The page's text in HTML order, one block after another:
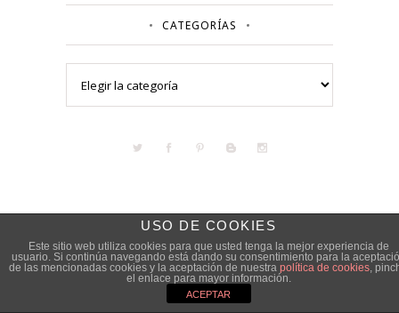
CATEGORÍAS
USO DE COOKIES
Este sitio web utiliza cookies para que usted tenga la mejor experiencia de
usuario. Si continúa navegando está dando su consentimiento para la
de las mencionadas cookies y la aceptación de nuestra política de cookies,
el enlace para mayor información.
ACEPTAR